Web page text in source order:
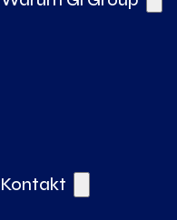
Kontakt